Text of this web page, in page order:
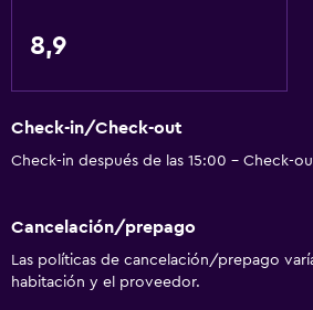
8,9
Check-in/Check-out
Check-in después de las 15:00 - Check-
Cancelación/prepago
Las políticas de cancelación/prepago
habitación y el proveedor.